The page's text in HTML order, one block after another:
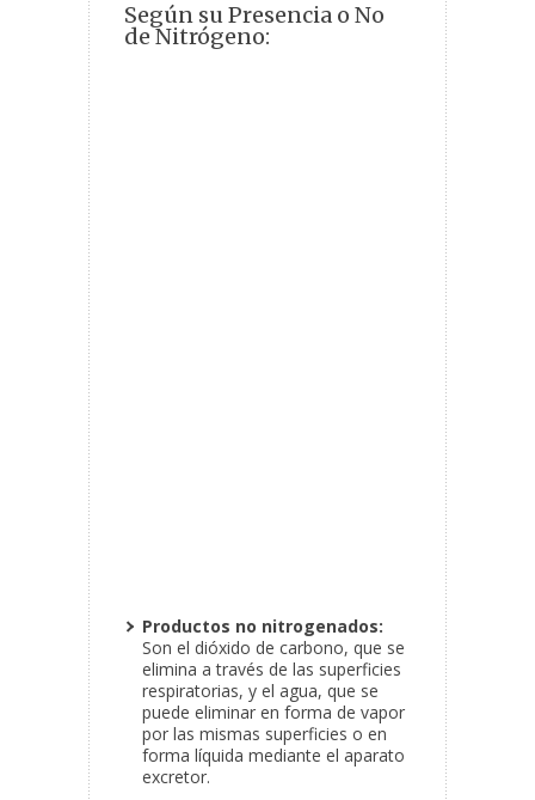
Según su Presencia o No
de Nitrógeno:
Productos no nitrogenados:
Son el dióxido de carbono, que se
elimina a través de las superficies
respiratorias, y el agua, que se
puede eliminar en forma de vapor
por las mismas superficies o en
forma líquida mediante el aparato
excretor.